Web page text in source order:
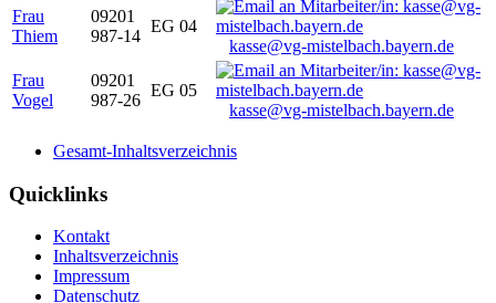
Frau
Thiem
09201
987-14
EG 04
kasse@vg-mistelbach.bayern.de
Frau
Vogel
09201
987-26
EG 05
kasse@vg-mistelbach.bayern.de
Gesamt-Inhaltsverzeichnis
Quicklinks
Kontakt
Inhaltsverzeichnis
Impressum
Datenschutz